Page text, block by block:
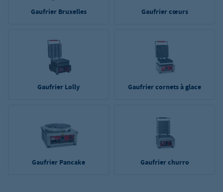
Gaufrier Bruxelles Gaufrier cœurs
Gaufrier Lolly Gaufrier cornets à glace
Gaufrier Pancake Gaufrier churro